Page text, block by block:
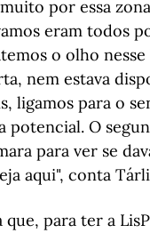
por essa
eram todos
o olho
nem estava
ligamos para o
potencial. O
para ver se
aqui", conta
que, para ter a